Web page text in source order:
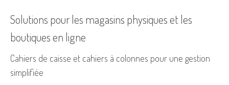
Solutions pour les magasins physiques et les
boutiques en ligne
Cahiers de caisse et cahiers à colonnes pour une gestion
simplifiée